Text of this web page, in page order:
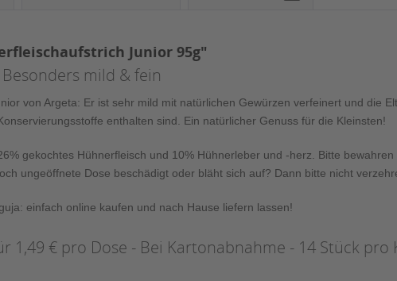
Junior 95g"
mild & fein
von Argeta: Er ist sehr mild mit natürlichen Gewürzen verfeinert und die
enthalten sind. Ein natürlicher Genuss für die Kleinsten!
gekochtes Hühnerfleisch und 10% Hühnerleber und -herz. Bitte
ungeöffnete Dose beschädigt oder bläht sich auf? Dann bitte nicht
einfach online kaufen und nach Hause liefern lassen!
1,49 € pro Dose - Bei Kartonabnahme - 14 Stück pro